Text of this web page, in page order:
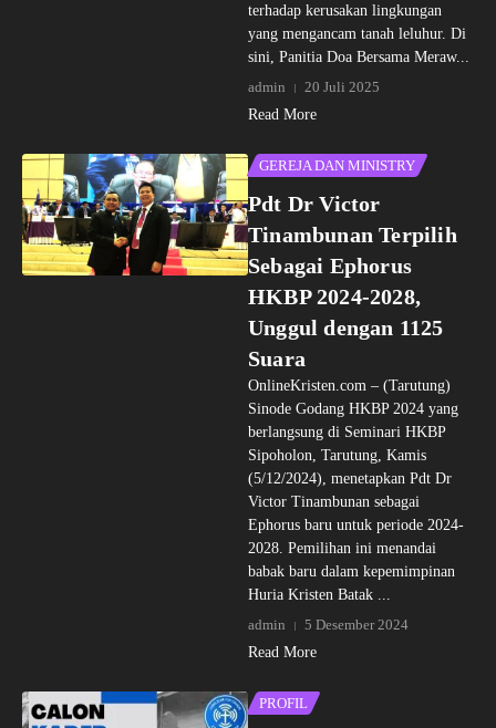
terhadap kerusakan lingkungan
yang mengancam tanah leluhur. Di
sini, Panitia Doa Bersama Meraw...
admin
20 Juli 2025
Read More
GEREJA DAN MINISTRY
Pdt Dr Victor
Tinambunan Terpilih
Sebagai Ephorus
HKBP 2024-2028,
Unggul dengan 1125
Suara
OnlineKristen.com – (Tarutung)
Sinode Godang HKBP 2024 yang
berlangsung di Seminari HKBP
Sipoholon, Tarutung, Kamis
(5/12/2024), menetapkan Pdt Dr
Victor Tinambunan sebagai
Ephorus baru untuk periode 2024-
2028. Pemilihan ini menandai
babak baru dalam kepemimpinan
Huria Kristen Batak ...
admin
5 Desember 2024
Read More
PROFIL